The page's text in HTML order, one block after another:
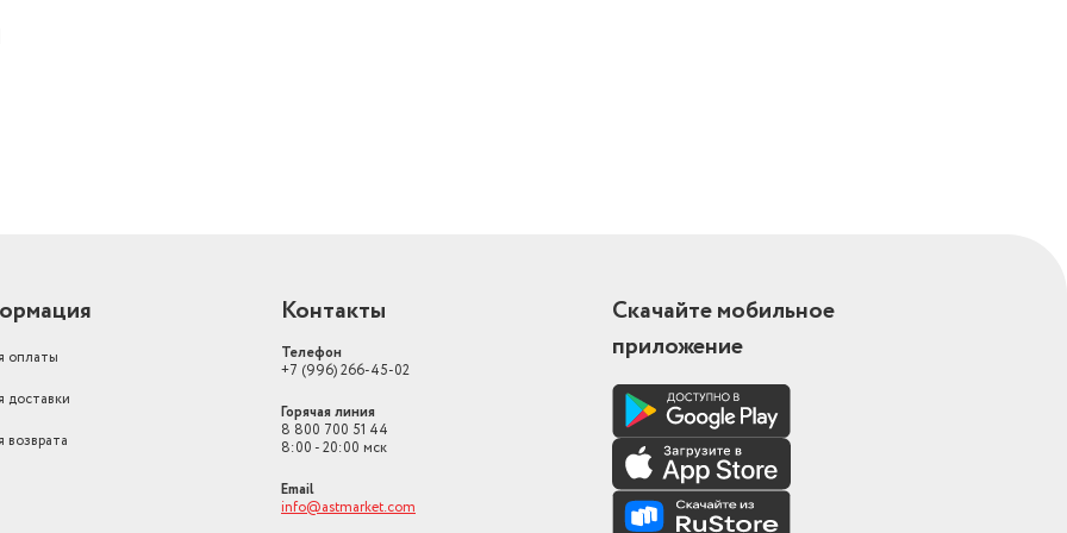
Угол обзора
178° / 178°
Нет бренда
Пульт ДУ, документация,
подставка, винты
оплаты
доставки
возврата
Контакты
Телефон
+7 (996) 266-45-02
Горячая линия
8 800 700 51 44
8:00 - 20:00 мск
Email
info@astmarket.com
Скачайте мобильное
приложение